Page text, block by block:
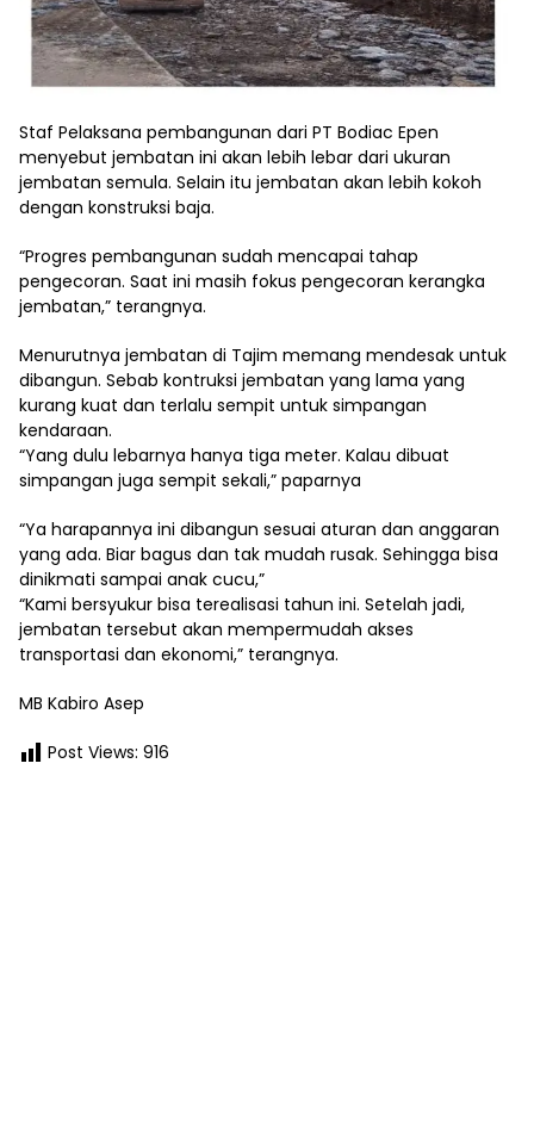
Staf Pelaksana pembangunan dari PT Bodiac Epen
menyebut jembatan ini akan lebih lebar dari ukuran
jembatan semula. Selain itu jembatan akan lebih kokoh
dengan konstruksi baja.
“Progres pembangunan sudah mencapai tahap
pengecoran. Saat ini masih fokus pengecoran kerangka
jembatan,” terangnya.
Menurutnya jembatan di Tajim memang mendesak untuk
dibangun. Sebab kontruksi jembatan yang lama yang
kurang kuat dan terlalu sempit untuk simpangan
kendaraan.
“Yang dulu lebarnya hanya tiga meter. Kalau dibuat
simpangan juga sempit sekali,” paparnya
“Ya harapannya ini dibangun sesuai aturan dan anggaran
yang ada. Biar bagus dan tak mudah rusak. Sehingga bisa
dinikmati sampai anak cucu,”
“Kami bersyukur bisa terealisasi tahun ini. Setelah jadi,
jembatan tersebut akan mempermudah akses
transportasi dan ekonomi,” terangnya.
MB Kabiro Asep
Post Views: 916